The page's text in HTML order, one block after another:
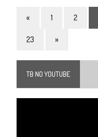
« 1 2
23 »
TB NO YOUTUBE